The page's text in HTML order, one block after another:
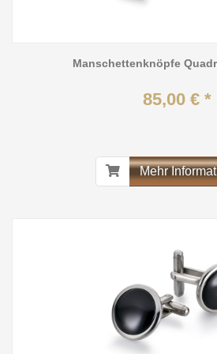
Manschettenknöpfe
85,00 € *
Mehr